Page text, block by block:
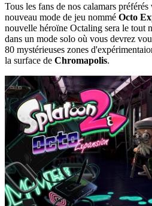
Tous les fans de nos calamars
nouveau mode de jeu nommé Octo
nouvelle héroïne Octaling sera le tout
dans un mode solo où vous devrez
80 mystérieuses zones
la surface de Chromapolis.